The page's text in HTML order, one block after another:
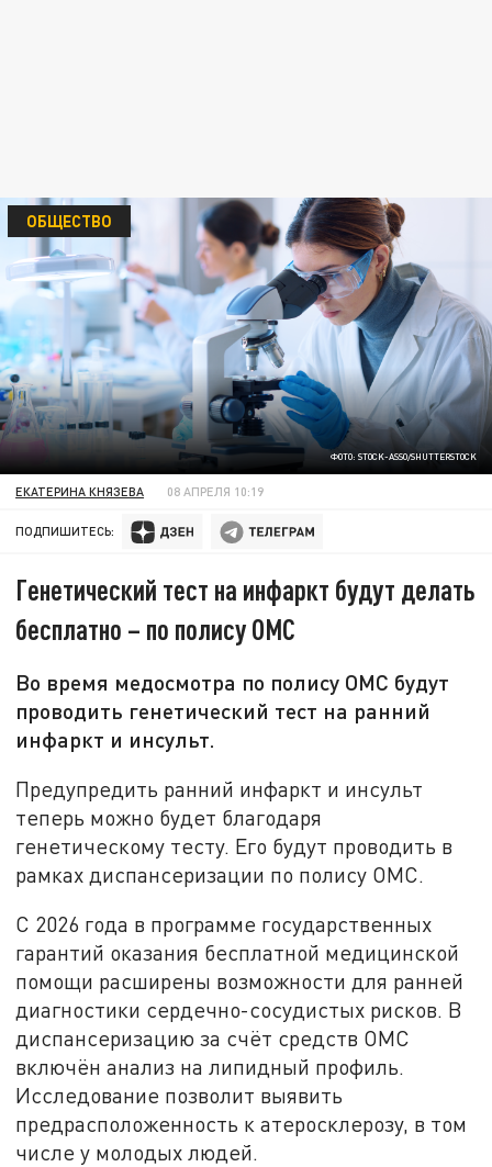
ФОТО: STOCK-ASSO/SHUTTERSTOCK
ОБЩЕСТВО
ЕКАТЕРИНА КНЯЗЕВА 08 АПРЕЛЯ 10:19
ПОДПИШИТЕСЬ:
Генетический тест на инфаркт будут делать
бесплатно – по полису ОМС
Во время медосмотра по полису ОМС будут
проводить генетический тест на ранний
инфаркт и инсульт.
Предупредить ранний инфаркт и инсульт
теперь можно будет благодаря
генетическому тесту. Его будут проводить в
рамках диспансеризации по полису ОМС.
С 2026 года в программе государственных
гарантий оказания бесплатной медицинской
помощи расширены возможности для ранней
диагностики сердечно-сосудистых рисков. В
диспансеризацию за счёт средств ОМС
включён анализ на липидный профиль.
Исследование позволит выявить
предрасположенность к атеросклерозу, в том
числе у молодых людей.